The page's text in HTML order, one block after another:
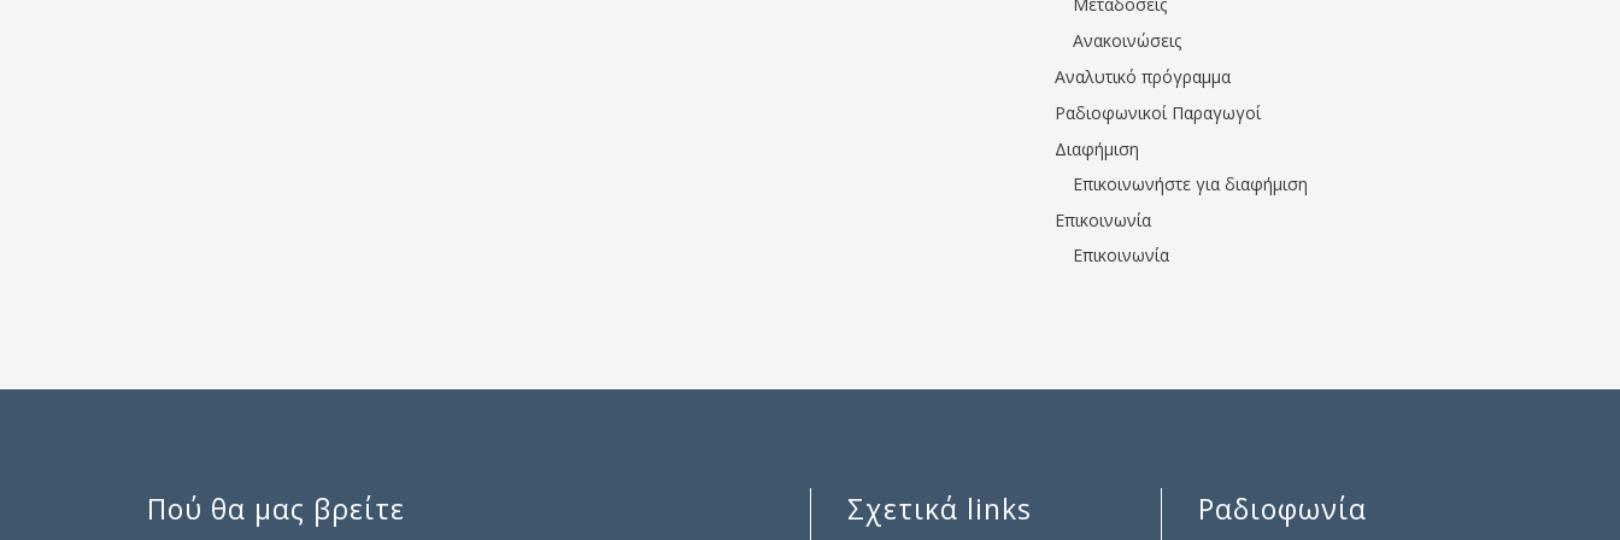
Ανακοινώσεις
Αναλυτικό πρόγραμμα
Ραδιοφωνικοί Παραγωγοί
Διαφήμιση
Επικοινωνήστε για διαφήμιση
Επικοινωνία
Επικοινωνία
Πού θα μας βρείτε Σχετικά links Ραδιοφωνία